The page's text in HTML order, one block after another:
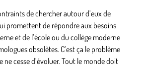
de chercher autour d’eux de
promettent de répondre aux besoins
et de l’école ou du collège moderne
obsolètes. C’est ça le problème
ne cesse d’évoluer. Tout le monde doit